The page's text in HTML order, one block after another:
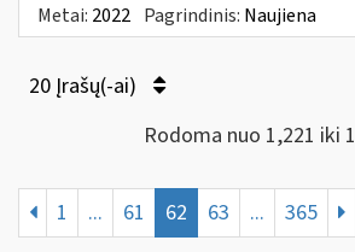
Metai: 2022 Pagrindinis: Naujiena
20 Įrašų(-ai)
Rodoma nuo 1,221 iki
1 ... 61 62 63 ... 365